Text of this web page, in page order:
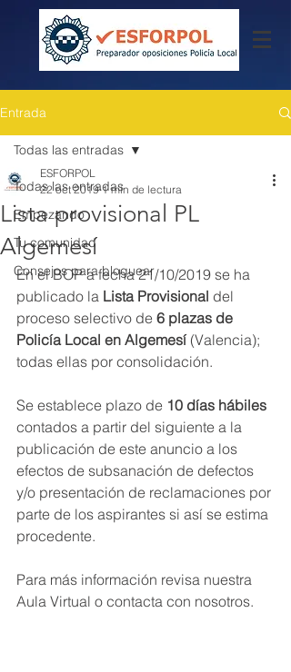
Entrada
Todas las entradas
Empezando
Tu comunidad
Consejos para bloguear
Todas las entradas
Lista provisional PL
Algemesí
ESFORPOL
22 oct 2019 1 min de lectura
En el BOP a fecha 21/10/2019 se ha
publicado la Lista Provisional del
proceso selectivo de 6 plazas de
Policía Local en Algemesí (Valencia);
todas ellas por consolidación.
Se establece plazo de 10 días hábiles
contados a partir del siguiente a la
publicación de este anuncio a los
efectos de subsanación de defectos
y/o presentación de reclamaciones por
parte de los aspirantes si así se estima
procedente.
Para más información revisa nuestra
Aula Virtual o contacta con nosotros.